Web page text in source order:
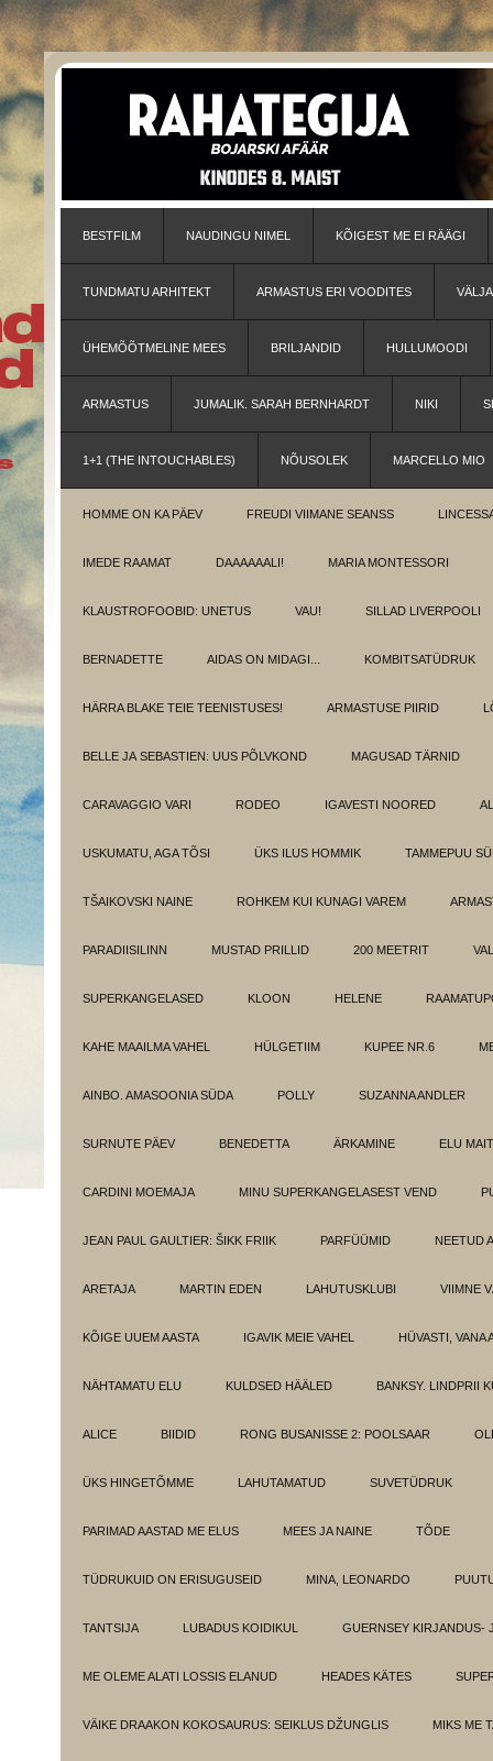
BESTFILM NAUDINGU NIMEL KÕIGEST ME EI RÄÄGI
TUNDMATU ARHITEKT ARMASTUS ERI VOODITES
ÜHEMÕÕTMELINE MEES BRILJANDID HULLUMOODI
ARMASTUS JUMALIK. SARAH BERNHARDT NIKI
1+1 (THE INTOUCHABLES) NÕUSOLEK MARCELLO MIO
HOMME ON KA PÄEV FREUDI VIIMANE SEANSS
IMEDE RAAMAT DAAAAAALI! MARIA MONTESSORI
KLAUSTROFOOBID: UNETUS VAU! SILLAD LIVERPOOLI
BERNADETTE AIDAS ON MIDAGI... KOMBITSATÜDRUK
HÄRRA BLAKE TEIE TEENISTUSES! ARMASTUSE PIIRID
BELLE JA SEBASTIEN: UUS PÕLVKOND MAGUSAD TÄRNID
CARAVAGGIO VARI RODEO IGAVESTI NOORED
USKUMATU, AGA TÕSI ÜKS ILUS HOMMIK TAMMEPUU
TŠAIKOVSKI NAINE ROHKEM KUI KUNAGI VAREM
PARADIISILINN MUSTAD PRILLID 200 MEETRIT
SUPERKANGELASED KLOON HELENE
KAHE MAAILMA VAHEL HÜLGETIIM KUPEE NR.6
AINBO. AMASOONIA SÜDA POLLY SUZANNA ANDLER
SURNUTE PÄEV BENEDETTA ÄRKAMINE ELU
CARDINI MOEMAJA MINU SUPERKANGELASEST VEND
JEAN PAUL GAULTIER: ŠIKK FRIIK PARFÜÜMID NEETUD
ARETAJA MARTIN EDEN LAHUTUSKLUBI VIIMNE
KÕIGE UUEM AASTA IGAVIK MEIE VAHEL HÜVASTI, VANA
NÄHTAMATU ELU KULDSED HÄÄLED BANKSY. LINDPRII
ALICE BIIDID RONG BUSANISSE 2: POOLSAAR
ÜKS HINGETÕMME LAHUTAMATUD SUVETÜDRUK
PARIMAD AASTAD ME ELUS MEES JA NAINE TÕDE
TÜDRUKUID ON ERISUGUSEID MINA, LEONARDO
TANTSIJA LUBADUS KOIDIKUL GUERNSEY KIRJANDUS-
ME OLEME ALATI LOSSIS ELANUD HEADES KÄTES
VÄIKE DRAAKON KOKOSAURUS: SEIKLUS DŽUNGLIS MIKS ME